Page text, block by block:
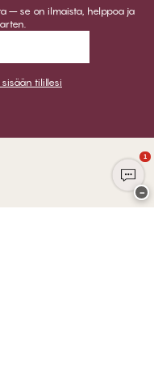
– se on ilmaista, helppoa ja
tilillesi
1
−